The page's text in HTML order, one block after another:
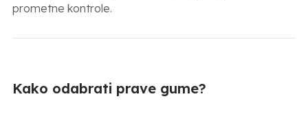
prometne kontrole.
Kako odabrati prave gume?